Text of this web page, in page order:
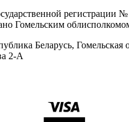
регистрации
Гомельским
Беларусь, Гомельская
2-А